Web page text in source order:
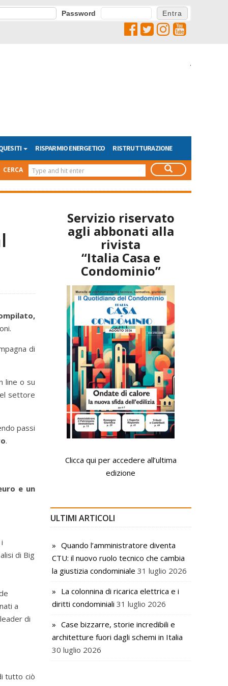
Password
.
RISPARMIO ENERGETICO RISTRUTTURAZIONE
CERCA
di
line o su
settore
passi
.
e un
di Big
a
di
tutto ciò
Servizio riservato
agli abbonati alla
rivista
“Italia Casa e
Condominio”
Clicca qui per accedere all’ultima
edizione
ULTIMI ARTICOLI
Quando l’amministratore diventa
CTU: il nuovo ruolo tecnico che cambia
la giustizia condominiale 31 luglio 2026
La colonnina di ricarica elettrica e i
diritti condominiali 31 luglio 2026
Case bizzarre, storie incredibili e
architetture fuori dagli schemi in Italia
30 luglio 2026